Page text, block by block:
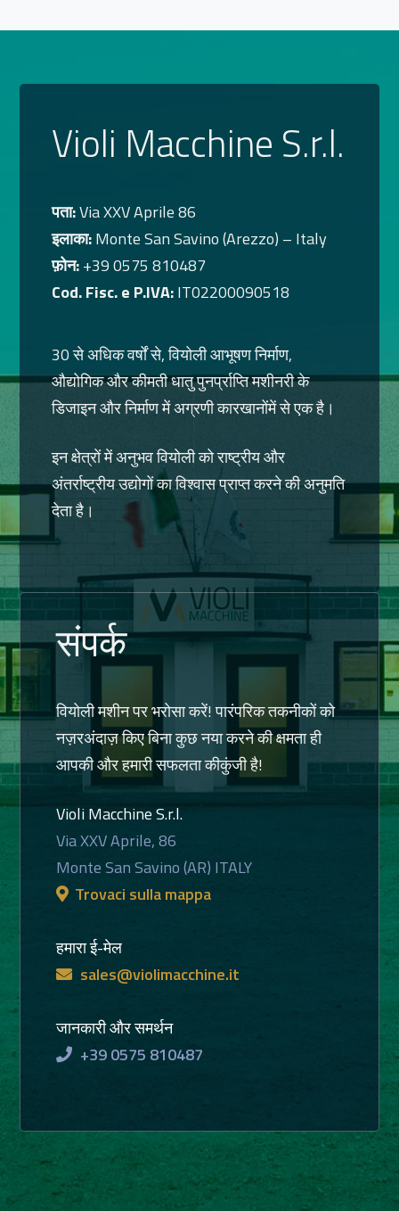
Violi Macchine S.r.l.
पता:Via XXV Aprile 86
इलाका:Monte San Savino (Arezzo) – Italy
फ़ोन:+39 0575 810487
Cod. Fisc. e P.IVA:IT02200090518
30 से अधिक वर्षों से, वियोली आभूषण निर्माण,
औद्योगिक और कीमती धातु पुनर्प्राप्ति मशीनरी के
डिजाइन और निर्माण में अग्रणी कारखानोंमें से एक है।
इन क्षेत्रों में अनुभव वियोली को राष्ट्रीय और
अंतर्राष्ट्रीय उद्योगों का विश्वास प्राप्त करने की अनुमति
देता है।
संपर्क
वियोली मशीन पर भरोसा करें! पारंपरिक तकनीकों को
नज़रअंदाज़ किए बिना कुछ नया करने की क्षमता ही
आपकी और हमारी सफलता कीकुंजी है!
Violi Macchine S.r.l.
Via XXV Aprile, 86
Monte San Savino (AR) ITALY
Trovaci sulla mappa
हमारा ई-मेल
sales@violimacchine.it
जानकारी और समर्थन
+39 0575 810487